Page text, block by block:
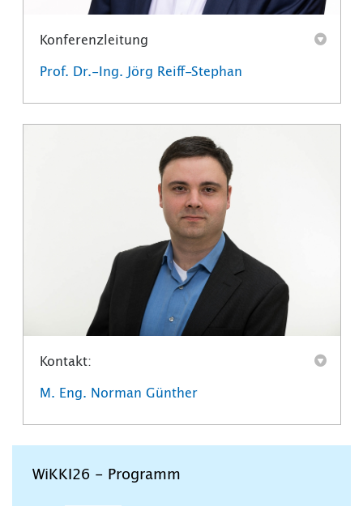
Konferenzleitung
Prof. Dr.-Ing. Jörg Reiff-Stephan
Kontakt:
M. Eng. Norman Günther
WiKKI26 - Programm